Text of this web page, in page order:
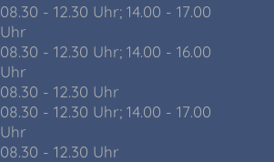
08.30 - 12.30 Uhr; 14.00 - 17.00
Uhr
08.30 - 12.30 Uhr; 14.00 - 16.00
Uhr
08.30 - 12.30 Uhr
08.30 - 12.30 Uhr; 14.00 - 17.00
Uhr
08.30 - 12.30 Uhr